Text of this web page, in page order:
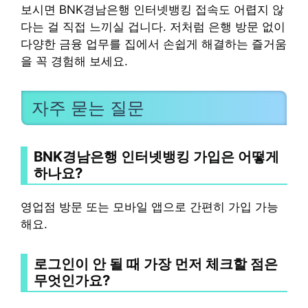
보시면 BNK경남은행 인터넷뱅킹 접속도 어렵지 않
다는 걸 직접 느끼실 겁니다. 저처럼 은행 방문 없이
다양한 금융 업무를 집에서 손쉽게 해결하는 즐거움
을 꼭 경험해 보세요.
자주 묻는 질문
BNK경남은행 인터넷뱅킹 가입은 어떻게
하나요?
영업점 방문 또는 모바일 앱으로 간편히 가입 가능
해요.
로그인이 안 될 때 가장 먼저 체크할 점은
무엇인가요?